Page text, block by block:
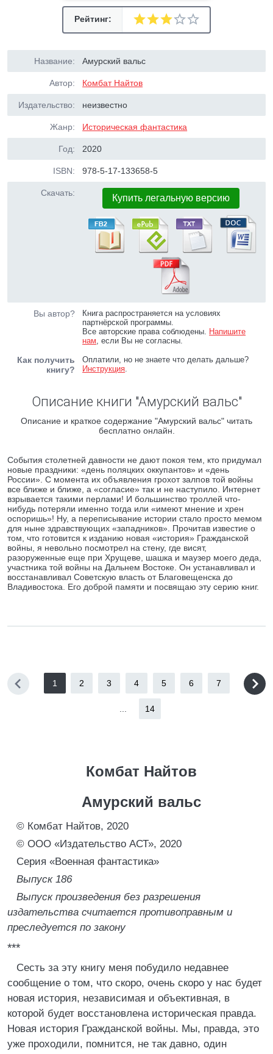
Рейтинг:
Название: Амурский вальс
Автор: Комбат Найтов
Издательство: неизвестно
Жанр: Историческая фантастика
Год: 2020
ISBN: 978-5-17-133658-5
Скачать: Купить легальную версию
Вы автор?
Книга распространяется на условиях
партнёрской программы.
Все авторские права соблюдены. Напишите
нам, если Вы не согласны.
Как получить
книгу?
Оплатили, но не знаете что делать дальше?
Инструкция.
Описание книги "Амурский вальс"
Описание и краткое содержание "Амурский вальс" читать
бесплатно онлайн.
События столетней давности не дают покоя тем, кто придумал
новые праздники: «день поляцких оккупантов» и «день
России». С момента их объявления грохот залпов той войны
все ближе и ближе, а «согласие» так и не наступило. Интернет
взрывается такими перлами! И большинство троллей что-
нибудь потеряли именно тогда или «имеют мнение и хрен
оспоришь»! Ну, а переписывание истории стало просто мемом
для ныне здравствующих «западников». Прочитав известие о
том, что готовится к изданию новая «история» Гражданской
войны, я невольно посмотрел на стену, где висят,
разоруженные еще при Хрущеве, шашка и маузер моего деда,
участника той войны на Дальнем Востоке. Он устанавливал и
восстанавливал Советскую власть от Благовещенска до
Владивостока. Его доброй памяти и посвящаю эту серию книг.
1 2 3 4 5 6 7
14
Комбат Найтов
Амурский вальс
© Комбат Найтов, 2020
© ООО «Издательство АСТ», 2020
Серия «Военная фантастика»
Выпуск 186
Выпуск произведения без разрешения
издательства считается противоправным и
преследуется по закону
***
Сесть за эту книгу меня побудило недавнее
сообщение о том, что скоро, очень скоро у нас будет
новая история, независимая и объективная, в
которой будет восстановлена историческая правда.
Новая история Гражданской войны. Мы, правда, это
уже проходили, помнится, не так давно, один